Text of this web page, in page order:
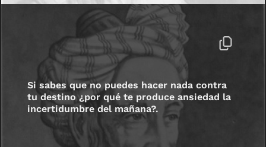
Si sabes que no puedes hacer nada contra
tu destino ¿por qué te produce ansiedad la
incertidumbre del mañana?.